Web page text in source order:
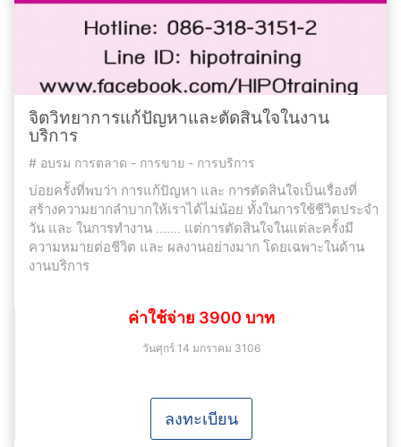
จิตวิทยาการแก้ปัญหาและตัดสินใจในงาน
บริการ
# อบรม การตลาด - การขาย - การบริการ
บ่อยครั้งที่พบว่า การแก้ปัญหา และ การตัดสินใจเป็นเรื่องที่
สร้างความยากลำบากให้เราได้ไม่น้อย ทั้งในการใช้ชีวิตประจำ
วัน และ ในการทำงาน ....... แต่การตัดสินใจในแต่ละครั้งมี
ความหมายต่อชีวิต และ ผลงานอย่างมาก โดยเฉพาะในด้าน
งานบริการ
ค่าใช้จ่าย 3900 บาท
วันศุกร์ 14 มกราคม 3106
ลงทะเบียน